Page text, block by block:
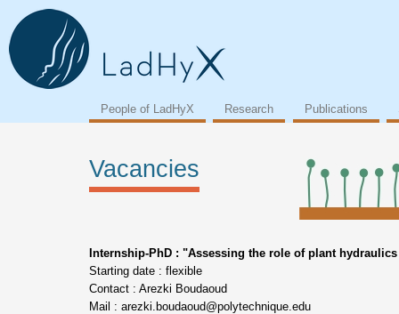
People of LadHyX Research Publications
Vacancies
Internship-PhD : "Assessing the role of plant
Starting date : flexible
Contact : Arezki Boudaoud
Mail : arezki.boudaoud@polytechnique.edu